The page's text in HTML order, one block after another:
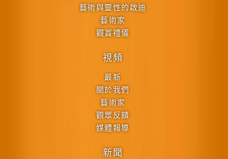
藝術與靈性的啟迪
藝術家
觀賞禮儀
視頻
最新
關於我們
藝術家
觀眾反饋
媒體報導
新聞